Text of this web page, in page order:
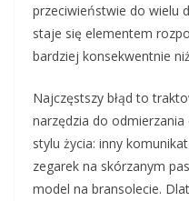
przeciwieństwie do wielu
staje się elementem
bardziej konsekwentnie
Najczęstszy błąd to
narzędzia do odmierzania
stylu życia: inny
zegarek na skórzanym
model na bransolecie.